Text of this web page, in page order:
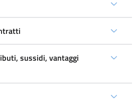
sussidi, vantaggi